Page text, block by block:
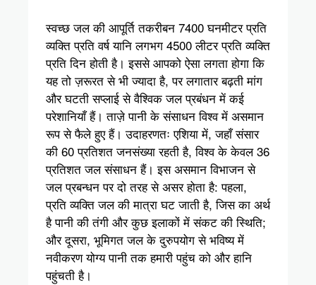
स्वच्छ जल की आपूर्ति तकरीबन 7400 घनमीटर प्रति
व्यक्ति प्रति वर्ष यानि लगभग 4500 लीटर प्रति व्यक्ति
प्रति दिन होती है। इससे आपको ऐसा लगता होगा कि
यह तो ज़रूरत से भी ज्यादा है, पर लगातार बढ़ती मांग
और घटती सप्लाई से वैश्विक जल प्रबंधन में कई
परेशानियाँ हैं। ताज़े पानी के संसाधन विश्व में असमान
रूप से फैले हुए हैं। उदाहरणतः एशिया में, जहाँ संसार
की 60 प्रतिशत जनसंख्या रहती है, विश्व के केवल 36
प्रतिशत जल संसाधन हैं। इस असमान विभाजन से
जल प्रबन्धन पर दो तरह से असर होता है: पहला,
प्रति व्यक्ति जल की मात्रा घट जाती है, जिस का अर्थ
है पानी की तंगी और कुछ इलाकों में संकट की स्थिति;
और दूसरा, भूमिगत जल के दुरुपयोग से भविष्य में
नवीकरण योग्य पानी तक हमारी पहुंच को और हानि
पहुंचती है।